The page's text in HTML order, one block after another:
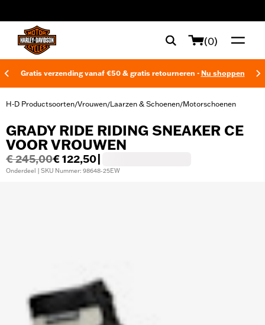
(0)
Gratis verzending vanaf €50 & gratis retourneren - Nu shoppen
H-D Productsoorten/Vrouwen/Laarzen & Schoenen/Motorschoenen
GRADY RIDE RIDING SNEAKER CE
VOOR VROUWEN
€ 245,00€ 122,50
Onderdeel | SKU Nummer: 98648-25EW